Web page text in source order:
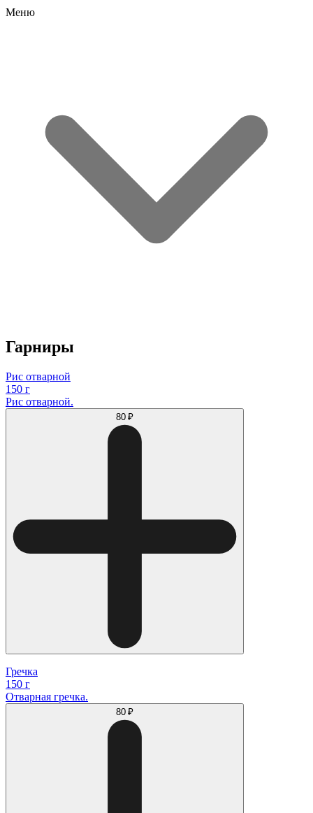
Меню
Гарниры
Рис отварной
150 г
Рис отварной.
80 ₽
Гречка
150 г
Отварная гречка.
80 ₽